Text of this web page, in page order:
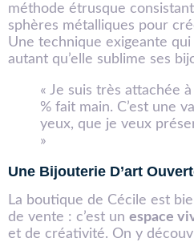
méthode étrusque
sphères métalliques pour
Une technique exigeante
autant qu’elle sublime ses
« Je suis très attachée
% fait main. C’est une
yeux, que je veux
»
Une Bijouterie D’art
La boutique de Cécile est
de vente : c’est un espace
et de créativité. On y